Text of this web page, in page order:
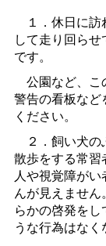
１．休日に訪
して走り回ら
です。
公園など、こ
警告の看板など
ください。
２．飼い犬の
散歩をする常
人や視覚障が
んが見えませ
らかの啓発を
うな行為はなく